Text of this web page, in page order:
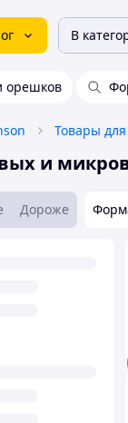
В
орешков
Товары
и
Дороже